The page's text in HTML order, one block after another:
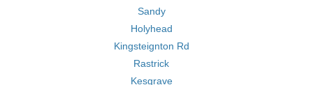
Sandy
Holyhead
Kingsteignton Rd
Rastrick
Kesgrave